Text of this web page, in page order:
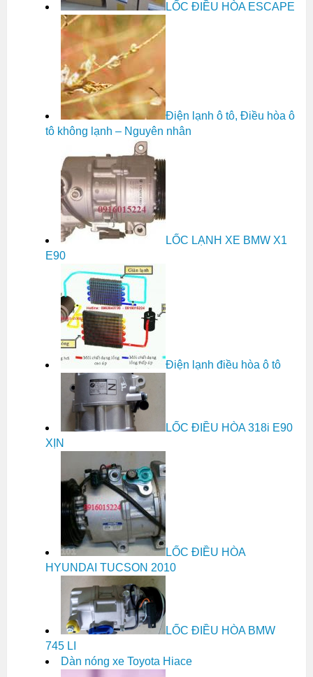
LỐC ĐIỀU HÒA ESCAPE
Điện lạnh ô tô, Điều hòa ô
tô không lạnh – Nguyên nhân
LỐC LẠNH XE BMW X1
E90
Điện lạnh điều hòa ô tô
LỐC ĐIỀU HÒA 318i E90
XỊN
LỐC ĐIỀU HÒA
HYUNDAI TUCSON 2010
LỐC ĐIỀU HÒA BMW
745 LI
Dàn nóng xe Toyota Hiace